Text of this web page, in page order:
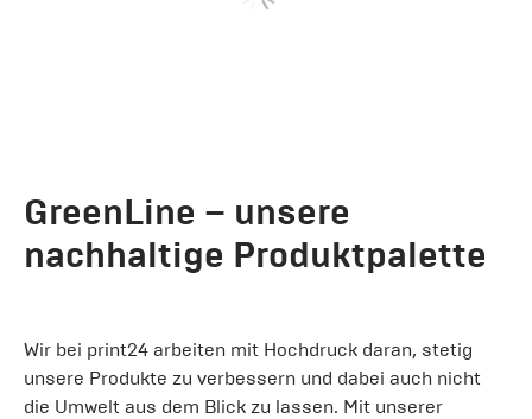
GreenLine – unsere
nachhaltige Produktpalette
Wir bei print24 arbeiten mit Hochdruck daran, stetig
unsere Produkte zu verbessern und dabei auch nicht
die Umwelt aus dem Blick zu lassen. Mit unserer